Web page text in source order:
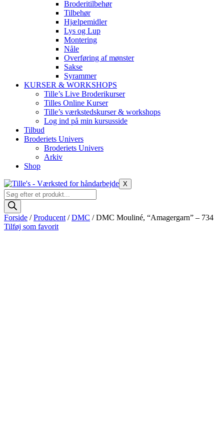
Broderitilbehør
Tilbehør
Hjælpemidler
Lys og Lup
Montering
Nåle
Overføring af mønster
Sakse
Syrammer
KURSER & WORKSHOPS
Tille’s Live Broderikurser
Tilles Online Kurser
Tille’s værkstedskurser & workshops
Log ind på min kursusside
Tilbud
Broderiets Univers
Broderiets Univers
Arkiv
Shop
X
Products
search
Forside /Producent /DMC / DMC Mouliné, “Amagergarn” – 734
Tilføj som favorit